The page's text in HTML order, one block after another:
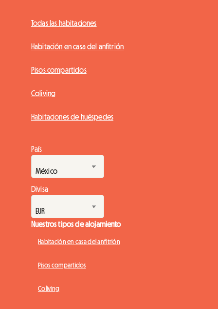
Todas las habitaciones
Habitación en casa del anfitrión
Pisos compartidos
Coliving
Habitaciones de huéspedes
País
Divisa
Nuestros tipos de alojamiento
Habitación en casa del anfitrión
Pisos compartidos
Coliving